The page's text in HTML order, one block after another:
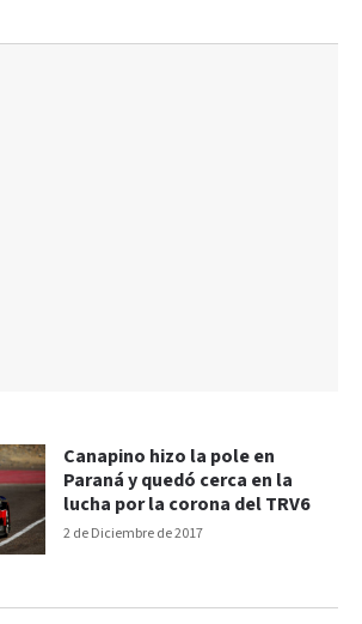
2 de Diciembre de 2017
Canapino hizo la pole en
Paraná y quedó cerca en la
lucha por la corona del TRV6